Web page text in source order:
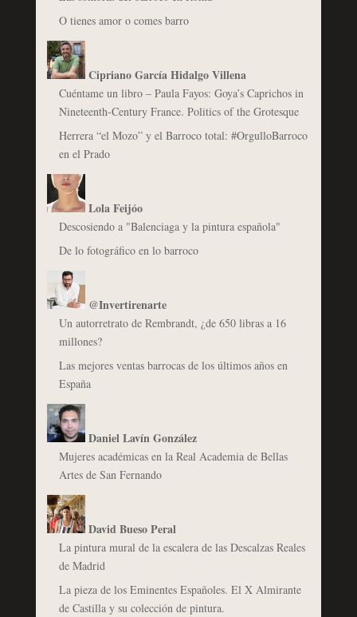
O tienes amor o comes barro
Cipriano García Hidalgo Villena
Cuéntame un libro – Paula Fayos: Goya’s Caprichos in
Nineteenth-Century France. Politics of the Grotesque
Herrera “el Mozo” y el Barroco total: #OrgulloBarroco
en el Prado
Lola Feijóo
Descosiendo a "Balenciaga y la pintura española"
De lo fotográfico en lo barroco
@Invertirenarte
Un autorretrato de Rembrandt, ¿de 650 libras a 16
millones?
Las mejores ventas barrocas de los últimos años en
España
Daniel Lavín González
Mujeres académicas en la Real Academia de Bellas
Artes de San Fernando
David Bueso Peral
La pintura mural de la escalera de las Descalzas Reales
de Madrid
La pieza de los Eminentes Españoles. El X Almirante
de Castilla y su colección de pintura.